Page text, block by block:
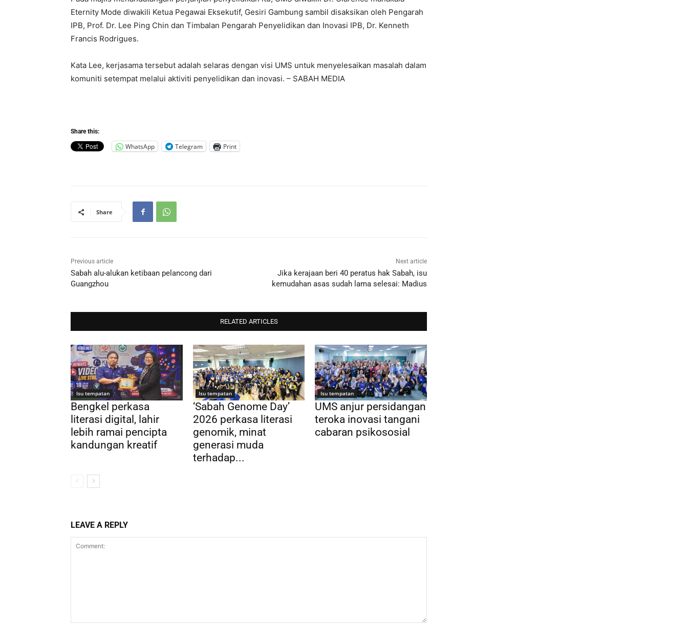
Eternity Mode diwakili Ketua Pegawai Eksekutif, Gesiri Gambung sambil disaksikan oleh Pengarah
IPB, Prof. Dr. Lee Ping Chin dan Timbalan Pengarah Penyelidikan dan Inovasi IPB, Dr. Kenneth
Francis Rodrigues.
Kata Lee, kerjasama tersebut adalah selaras dengan visi UMS untuk menyelesaikan masalah dalam
komuniti setempat melalui aktiviti penyelidikan dan inovasi. – SABAH MEDIA
Share this:
WhatsApp Telegram Print
Share
Previous article
Sabah alu-alukan ketibaan pelancong dari
Guangzhou
Next article
Jika kerajaan beri 40 peratus hak Sabah, isu
kemudahan asas sudah lama selesai: Madius
RELATED ARTICLES
Isu tempatan
Bengkel perkasa
literasi digital, lahir
lebih ramai pencipta
kandungan kreatif
Isu tempatan
‘Sabah Genome Day’
2026 perkasa literasi
genomik, minat
generasi muda
terhadap...
Isu tempatan
UMS anjur persidangan
teroka inovasi tangani
cabaran psikososial
LEAVE A REPLY